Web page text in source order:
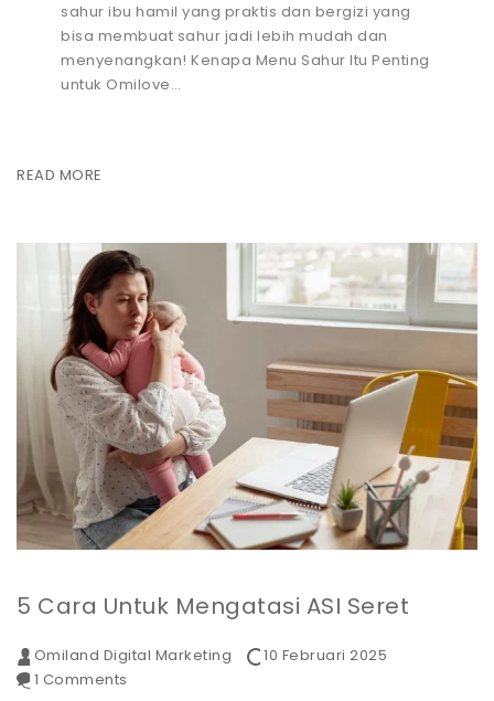
sahur ibu hamil yang praktis dan bergizi yang
bisa membuat sahur jadi lebih mudah dan
menyenangkan! Kenapa Menu Sahur Itu Penting
untuk Omilove…
READ MORE
5 Cara Untuk Mengatasi ASI Seret
Omiland Digital Marketing
10 Februari 2025
1 Comments